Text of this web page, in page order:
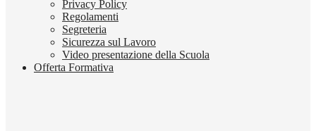
Privacy Policy
Regolamenti
Segreteria
Sicurezza sul Lavoro
Video presentazione della Scuola
Offerta Formativa